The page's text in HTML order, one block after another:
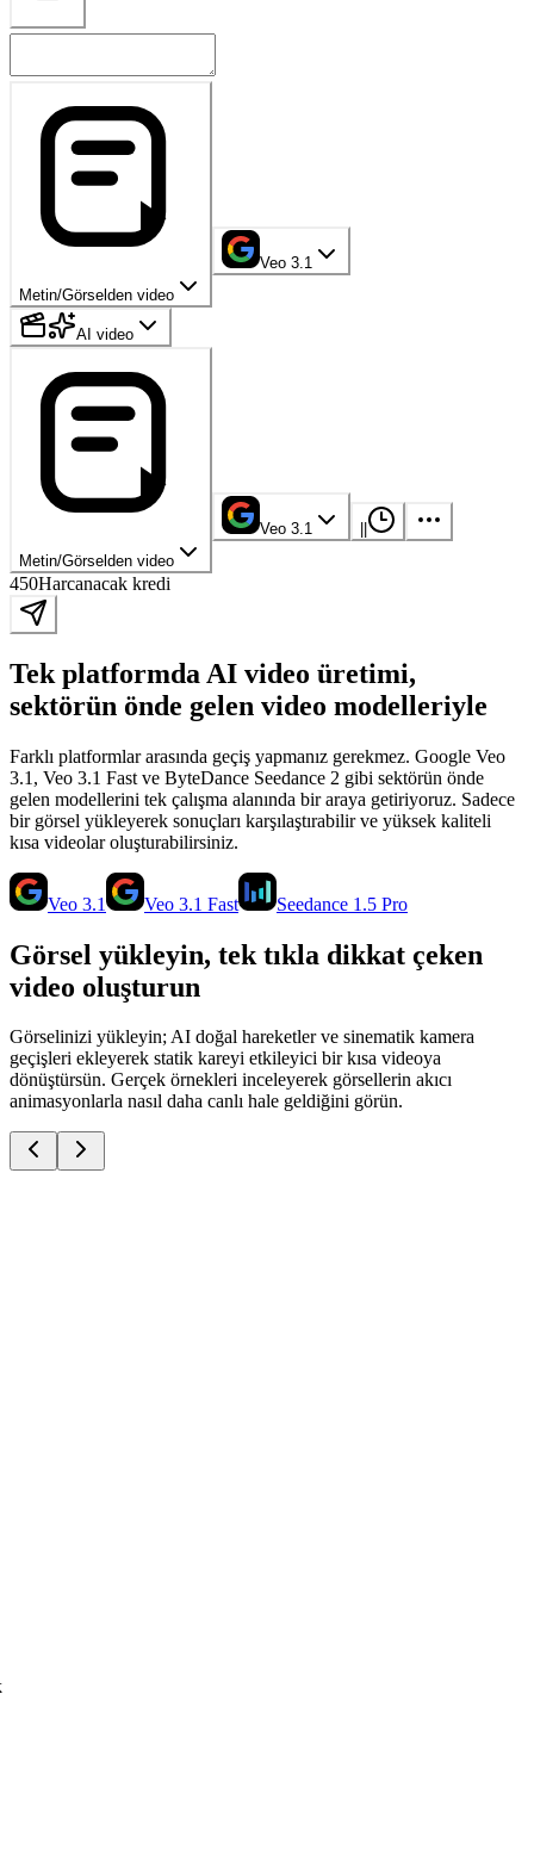
Metin/Görselden video
Veo 3.1
AI video
Metin/Görselden video
Veo 3.1
450Harcanacak kredi
Tek platformda AI video üretimi,
sektörün önde gelen video modelleriyle
Farklı platformlar arasında geçiş yapmanız gerekmez. Google Veo
3.1, Veo 3.1 Fast ve ByteDance Seedance 2 gibi sektörün önde
gelen modellerini tek çalışma alanında bir araya getiriyoruz. Sadece
bir görsel yükleyerek sonuçları karşılaştırabilir ve yüksek kaliteli
kısa videolar oluşturabilirsiniz.
Veo 3.1 Veo 3.1 Fast Seedance 1.5 Pro
Görsel yükleyin, tek tıkla dikkat çeken
video oluşturun
Görselinizi yükleyin; AI doğal hareketler ve sinematik kamera
geçişleri ekleyerek statik kareyi etkileyici bir kısa videoya
dönüştürsün. Gerçek örnekleri inceleyerek görsellerin akıcı
animasyonlarla nasıl daha canlı hale geldiğini görün.